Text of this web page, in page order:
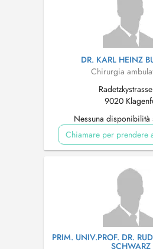
DR. KARL HEINZ
Chirurgia
9020
Nessuna disponibilità
Chiamare per prendere
PRIM. UNIV.PROF. DR.
SCHWARZ